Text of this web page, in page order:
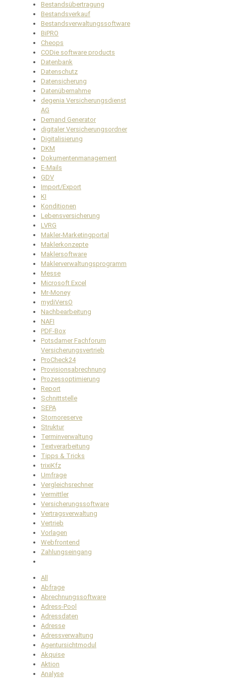
Bestandsübertragung
Bestandsverkauf
Bestandsverwaltungssoftware
BiPRO
Cheops
CODie software products
Datenbank
Datenschutz
Datensicherung
Datenübernahme
degenia Versicherungsdienst
AG
Demand Generator
digitaler Versicherungsordner
Digitalisierung
DKM
Dokumentenmanagement
E-Mails
GDV
Import/Export
KI
Konditionen
Lebensversicherung
LVRG
Makler-Marketingportal
Maklerkonzepte
Maklersoftware
Maklerverwaltungsprogramm
Messe
Microsoft Excel
Mr-Money
mydiVersO
Nachbearbeitung
NAFI
PDF-Box
Potsdamer Fachforum
Versicherungsvertrieb
ProCheck24
Provisionsabrechnung
Prozessoptimierung
Report
Schnittstelle
SEPA
Stornoreserve
Struktur
Terminverwaltung
Textverarbeitung
Tipps & Tricks
trixiKfz
Umfrage
Vergleichsrechner
Vermittler
Versicherungssoftware
Vertragsverwaltung
Vertrieb
Vorlagen
Webfrontend
Zahlungseingang
All
Abfrage
Abrechnungssoftware
Adress-Pool
Adressdaten
Adresse
Adressverwaltung
Agentursichtmodul
Akquise
Aktion
Analyse